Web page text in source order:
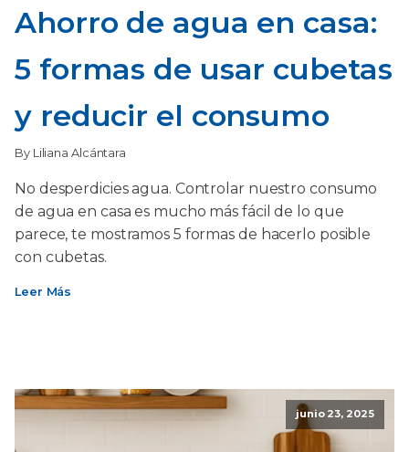
Ahorro de agua en casa:
5 formas de usar cubetas
y reducir el consumo
By Liliana Alcántara
No desperdicies agua. Controlar nuestro consumo
de agua en casa es mucho más fácil de lo que
parece, te mostramos 5 formas de hacerlo posible
con cubetas.
Leer Más
junio 23, 2025